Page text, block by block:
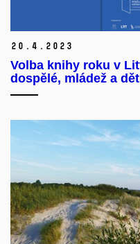
20. 4. 2023
Volba knihy roku v
dospělé, mládež a